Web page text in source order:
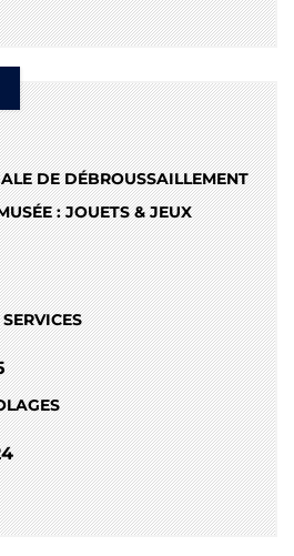
DE DÉBROUSSAILLEMENT
: JOUETS & JEUX